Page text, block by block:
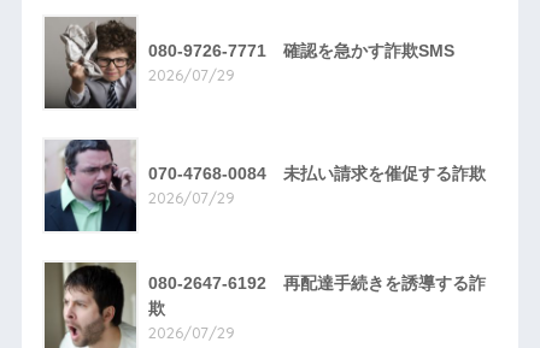
080-9726-7771 確認を急かす詐欺SMS
2026/07/29
070-4768-0084 未払い請求を催促する詐欺
2026/07/29
080-2647-6192 再配達手続きを誘導する詐
欺
2026/07/29